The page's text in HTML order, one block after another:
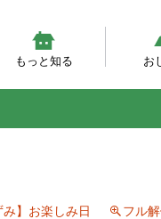
もっと知る
お
み】お楽しみ日 フル